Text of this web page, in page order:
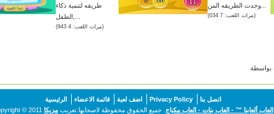
طريقه لتنمية ذكاء
(مرات اللعب: 4 943)
(مرات اللعب: 7 034)
الرئيسية قائمة الاعضاء اضف لعبة Privacy Policy
اتصل بنا
© 2011
العاب ألعابنا ™ - العاب بنات - العاب مكياج . جميع الحقوق محفوظة لاصحابها.تعريب مزيكا